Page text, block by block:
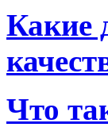
Какие
Что